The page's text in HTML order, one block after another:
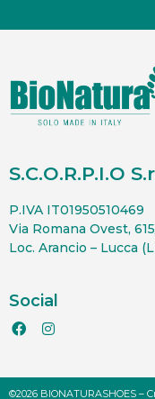
S.C.O.R.P.I.O
P.IVA IT01950510469
Via Romana Ovest,
Loc. Arancio – Lucca
Social
©2026 BIONATURASHOES –